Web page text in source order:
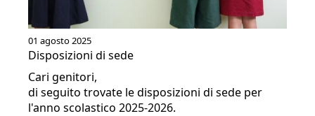
01 agosto 2025
Disposizioni di sede
Cari genitori,
di seguito trovate le disposizioni di sede per
l'anno scolastico 2025-2026.